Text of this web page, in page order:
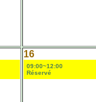
16
09:00~12:00
Réservé